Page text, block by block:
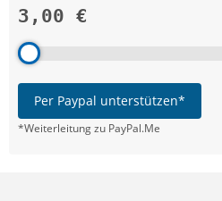
3,00 €
Per Paypal unterstützen*
*Weiterleitung zu PayPal.Me